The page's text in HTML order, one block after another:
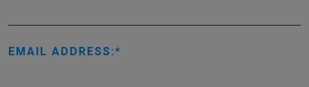
EMAIL ADDRESS: